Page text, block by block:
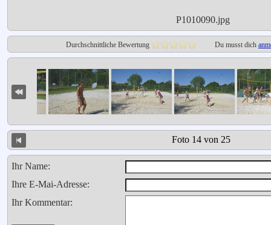
P1010090.jpg
Durchschnittliche Bewertung Du musst dich
Foto 14 von 25
Ihr Name:
Ihre E-Mai-Adresse:
Ihr Kommentar: